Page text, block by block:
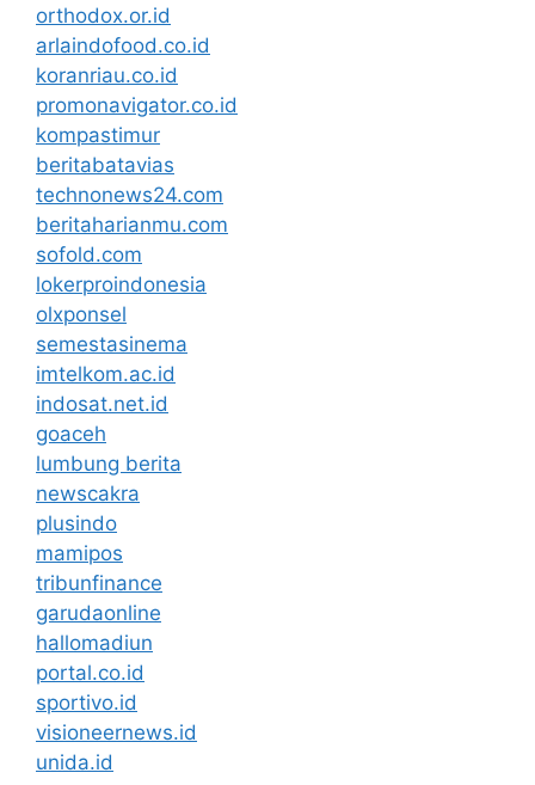
orthodox.or.id
arlaindofood.co.id
koranriau.co.id
promonavigator.co.id
kompastimur
beritabatavias
technonews24.com
beritaharianmu.com
sofold.com
lokerproindonesia
olxponsel
semestasinema
imtelkom.ac.id
indosat.net.id
goaceh
lumbung berita
newscakra
plusindo
mamipos
tribunfinance
garudaonline
hallomadiun
portal.co.id
sportivo.id
visioneernews.id
unida.id